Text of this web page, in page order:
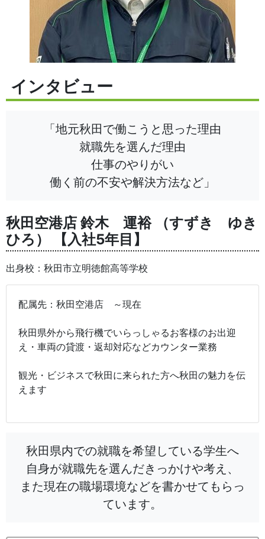
インタビュー
「地元秋田で働こうと思った理由
就職先を選んだ理由
仕事のやりがい
働く前の不安や解決方法など」
秋田空港店 鈴木 運裕 （すずき ゆき
ひろ） 【入社5年目】
出身校：秋田市立明徳館高等学校
配属先：秋田空港店 ～現在
秋田県外から飛行機でいらっしゃるお客様のお出迎
え・車両の貸渡・返却対応などカウンター業務
観光・ビジネスで秋田に来られた方へ秋田の魅力を伝
えます
秋田県内での就職を希望している学生へ
自身が就職先を選んだきっかけや考え、
また現在の職場環境などを書かせてもらっ
ています。